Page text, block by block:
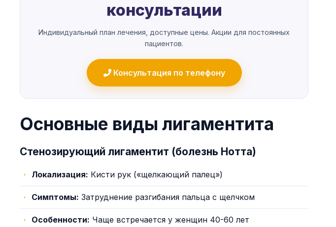
консультации
Индивидуальный план лечения, доступные цены. Акции для постоянных
пациентов.
Консультация по телефону
Основные виды лигаментита
Стенозирующий лигаментит (болезнь Нотта)
Локализация: Кисти рук («щелкающий палец»)
Симптомы: Затруднение разгибания пальца с щелчком
Особенности: Чаще встречается у женщин 40-60 лет